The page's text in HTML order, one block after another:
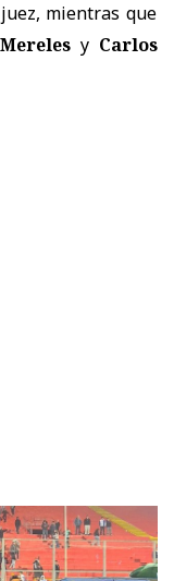
mientras que
yCarlos